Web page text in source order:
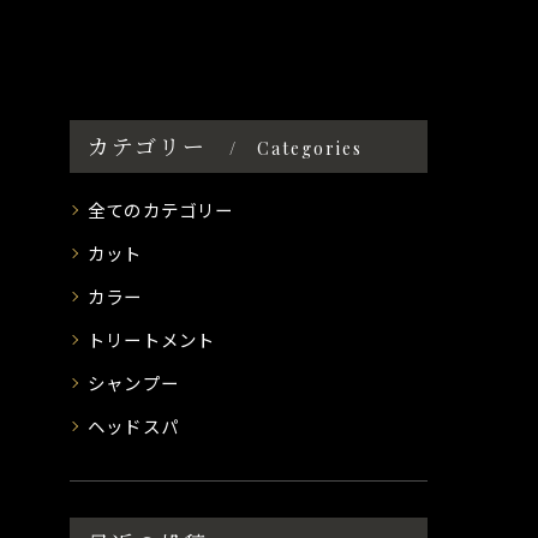
カテゴリー Categories
全てのカテゴリー
カット
カラー
トリートメント
シャンプー
ヘッドスパ